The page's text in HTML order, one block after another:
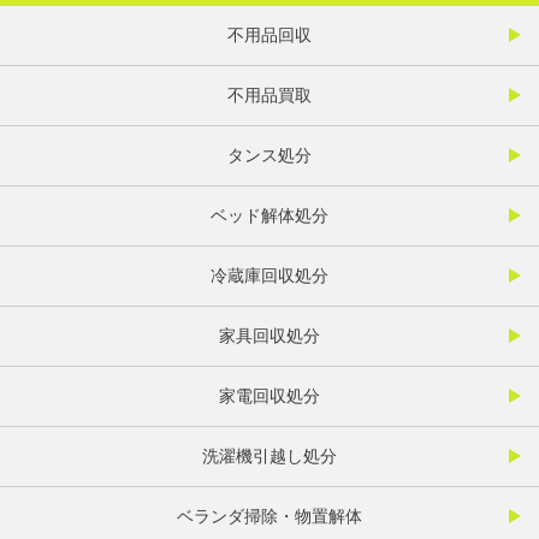
不用品回収
不用品買取
タンス処分
ベッド解体処分
冷蔵庫回収処分
家具回収処分
家電回収処分
洗濯機引越し処分
ベランダ掃除・物置解体